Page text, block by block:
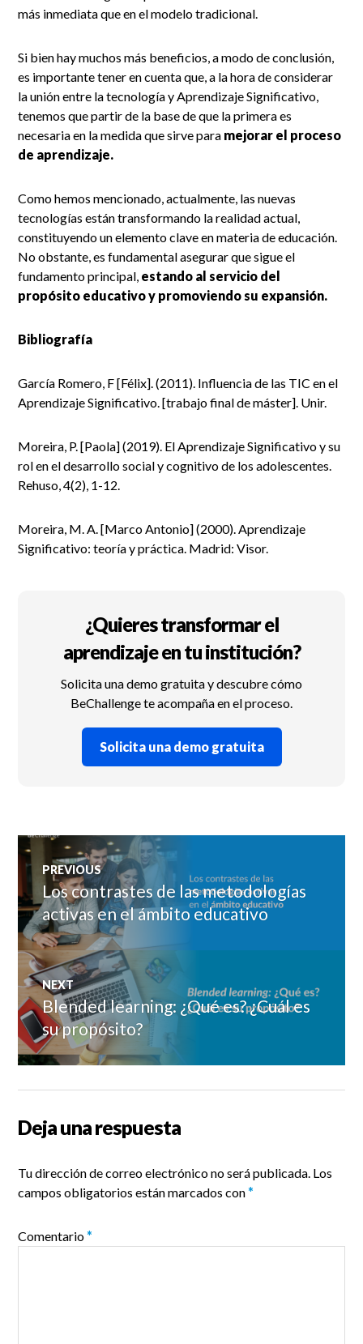
más inmediata que en el modelo tradicional.
Si bien hay muchos más beneficios, a modo de conclusión,
es importante tener en cuenta que, a la hora de considerar
la unión entre la tecnología y Aprendizaje Significativo,
tenemos que partir de la base de que la primera es
necesaria en la medida que sirve para mejorar el proceso
de aprendizaje.
Como hemos mencionado, actualmente, las nuevas
tecnologías están transformando la realidad actual,
constituyendo un elemento clave en materia de educación.
No obstante, es fundamental asegurar que sigue el
fundamento principal, estando al servicio del
propósito educativo y promoviendo su expansión.
Bibliografía
García Romero, F [Félix]. (2011). Influencia de las TIC en el
Aprendizaje Significativo. [trabajo final de máster]. Unir.
Moreira, P. [Paola] (2019). El Aprendizaje Significativo y su
rol en el desarrollo social y cognitivo de los adolescentes.
Rehuso, 4(2), 1-12.
Moreira, M. A. [Marco Antonio] (2000). Aprendizaje
Significativo: teoría y práctica. Madrid: Visor.
¿Quieres transformar el
aprendizaje en tu institución?
Solicita una demo gratuita y descubre cómo
BeChallenge te acompaña en el proceso.
Solicita una demo gratuita
Navegación
de
entradas
PREVIOUS
Previous
post:
Los contrastes de las metodologías
activas en el ámbito educativo
NEXT
Next
post:
Blended learning: ¿Qué es? ¿Cuál es
su propósito?
Deja una respuesta
Tu dirección de correo electrónico no será publicada. Los
campos obligatorios están marcados con*
Comentario*